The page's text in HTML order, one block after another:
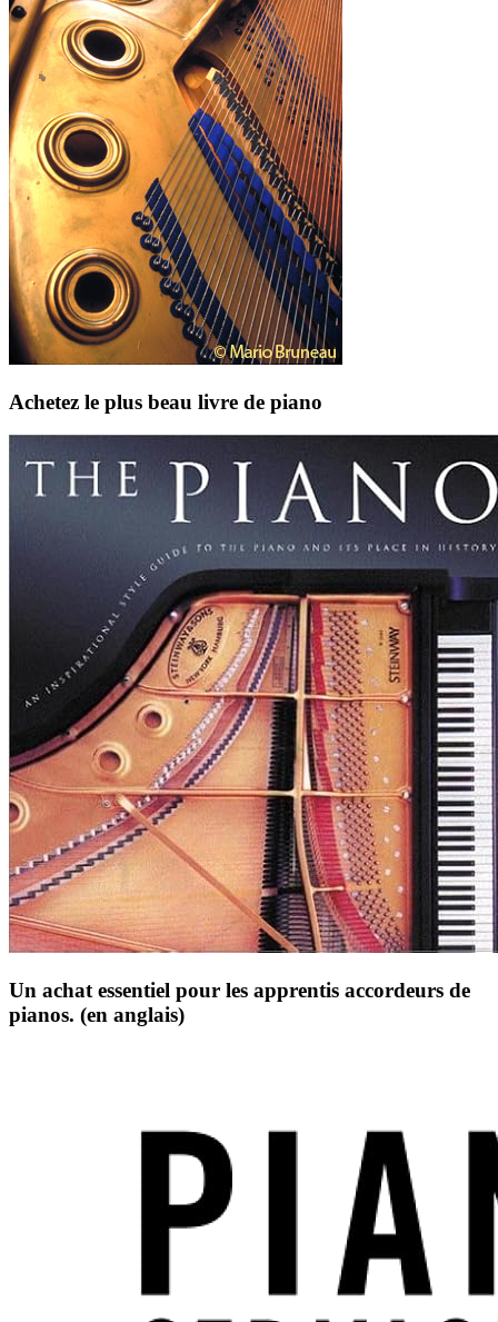
Achetez le plus beau livre de piano
Un achat essentiel pour les apprentis accordeurs de
pianos. (en anglais)